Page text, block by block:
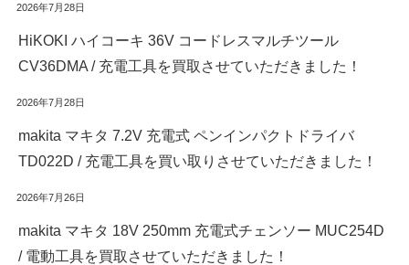
2026年7月28日
HiKOKI ハイコーキ 36V コードレスマルチツール
CV36DMA / 充電工具を買取させていただきました！
2026年7月28日
makita マキタ 7.2V 充電式 ペンインパクトドライバ
TD022D / 充電工具を買い取りさせていただきました！
2026年7月26日
makita マキタ 18V 250mm 充電式チェンソー MUC254D
/ 電動工具を買取させていただきました！